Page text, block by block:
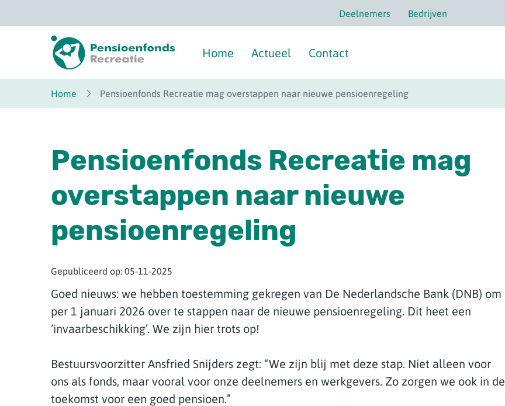
naar
Deelnemers Bedrijven
Home Actueel Contact
Home Pensioenfonds Recreatie mag overstappen naar nieuwe pensioenregeling
Pensioenfonds Recreatie mag
overstappen naar nieuwe
pensioenregeling
Gepubliceerd op: 05-11-2025
Goed nieuws: we hebben toestemming gekregen van De Nederlandsche Bank (DNB) om
per 1 januari 2026 over te stappen naar de nieuwe pensioenregeling. Dit heet een
‘invaarbeschikking’. We zijn hier trots op!
Bestuursvoorzitter Ansfried Snijders zegt: “We zijn blij met deze stap. Niet alleen voor
ons als fonds, maar vooral voor onze deelnemers en werkgevers. Zo zorgen we ook in de
toekomst voor een goed pensioen.”